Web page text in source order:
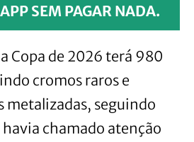
SEM PAGAR NADA.
Copa de 2026 terá 980
cromos raros e
metalizadas, seguindo
chamado atenção